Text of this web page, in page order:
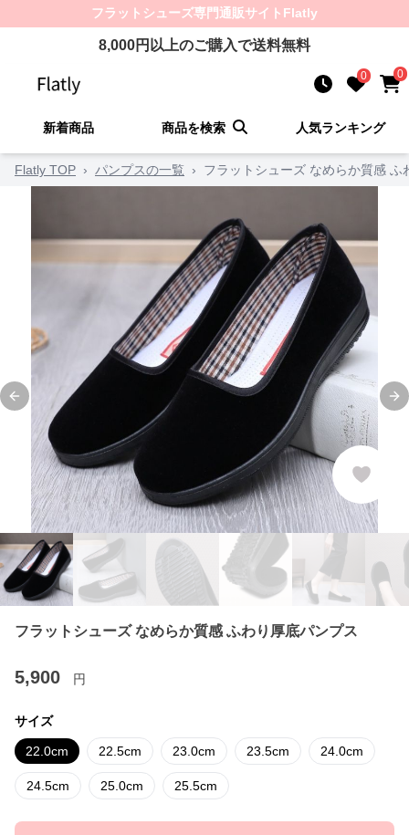
フラットシューズ専門通販サイト Flatly
8,000円以上のご購入で送料無料
0 0
新着商品 商品を検索 人気ランキング
Flatly TOP › パンプスの一覧 › フラットシューズ なめらか質感 ふ
Previous slide
フラットシューズ なめらか質感 ふわり厚底パンプス
5,900 円
サイズ
22.0cm 22.5cm 23.0cm 23.5cm 24.0cm
24.5cm 25.0cm 25.5cm